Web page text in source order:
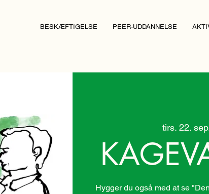
BESKÆFTIGELSE PEER-UDDANNELSE
tirs. 22.
Hygger du også med at se